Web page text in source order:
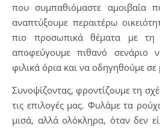
που συμπαθιόμαστε αμοιβαία
αναπτύξουμε περαιτέρω
πιο προσωπικά θέματα με τη
αποφεύγουμε πιθανό σενάριο
φιλικά όρια και να οδηγηθούμε σε
Συνοψίζοντας, φροντίζουμε τη
τις επιλογές μας. Φυλάμε τα
μισά, αλλά ολόκληρα, όταν δεν